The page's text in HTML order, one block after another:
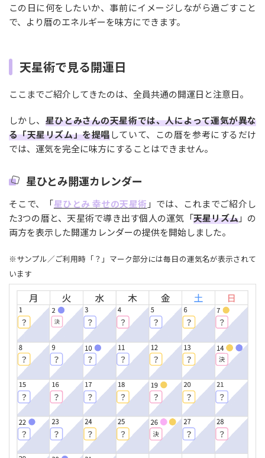
この日に何をしたいか、事前にイメージしながら過ごすこと
で、より暦のエネルギーを味方にできます。
天星術で見る開運日
ここまでご紹介してきたのは、全員共通の開運日と注意日。
しかし、 星ひとみさんの天星術では、人によって運気が異な
る「天星リズム」を提唱していて、この暦を参考にするだけ
では、運気を完全に味方にすることはできません。
星ひとみ開運カレンダー
そこで、「星ひとみ 幸せの天星術 」では、これまでご紹介し
た3つの暦と、天星術で導き出す個人の運気「天星リズム」の
両方を表示した開運カレンダーの提供を開始しました。
※サンプル／ご利用時「？」マーク部分には毎日の運気名が表示されて
います